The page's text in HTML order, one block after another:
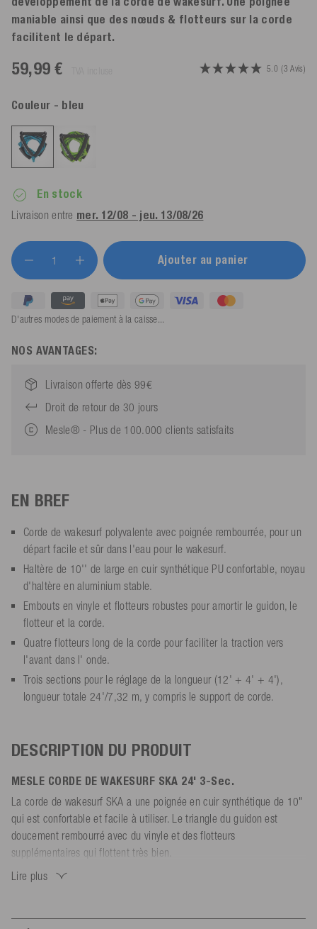
maniable ainsi que des nœuds & flotteurs sur la corde
facilitent le départ.
59,99 € 5.0 (3 Avis)
Couleur - bleu
En stock
Livraison entre mer. 12/08 - jeu. 13/08/26
Ajouter au panier
D'autres modes de paiement à la caisse...
NOS AVANTAGES:
Livraison offerte dès 99€
Droit de retour de 30 jours
Mesle® - Plus de 100.000 clients satisfaits
EN BREF
Corde de wakesurf polyvalente avec poignée rembourrée, pour un
départ facile et sûr dans l'eau pour le wakesurf.
Haltère de 10'' de large en cuir synthétique PU confortable, noyau
d'haltère en aluminium stable.
Embouts en vinyle et flotteurs robustes pour amortir le guidon, le
flotteur et la corde.
Quatre flotteurs long de la corde pour faciliter la traction vers
l'avant dans l' onde.
Trois sections pour le réglage de la longueur (12' + 4' + 4'),
longueur totale 24'/7,32 m, y compris le support de corde.
DESCRIPTION DU PRODUIT
MESLE CORDE DE WAKESURF SKA 24' 3-Sec.
La corde de wakesurf SKA a une poignée en cuir synthétique de 10"
qui est confortable et facile à utiliser. Le triangle du guidon est
doucement rembourré avec du vinyle et des flotteurs
supplémentaires qui flottent très bien.
La corde de wakesurf a trois sections pour que vous puissiez ajuster
la longueur de la corde (12' + 4' + 4'). La longueur totale est de
Quatre flotteurs supplémentaires et des nœuds le long de la corde
Lire plus